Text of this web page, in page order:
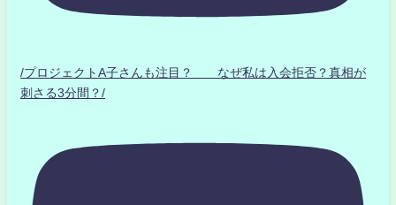
/プロジェクトA子さんも注目？ なぜ私は入会拒否？真相が
刺さる3分間？/